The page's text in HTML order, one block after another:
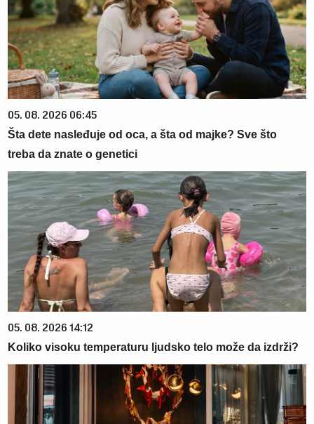
05. 08. 2026 06:45
Šta dete nasleđuje od oca, a šta od majke? Sve što
treba da znate o genetici
05. 08. 2026 14:12
Koliko visoku temperaturu ljudsko telo može da izdrži?